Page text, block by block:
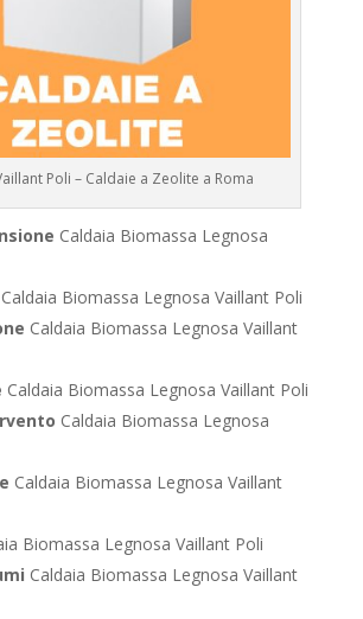
Poli – Caldaie a Zeolite a Roma
Caldaia Biomassa Legnosa
Caldaia Biomassa Legnosa Vaillant Poli
Caldaia Biomassa Legnosa Vaillant
Caldaia Biomassa Legnosa Vaillant Poli
Caldaia Biomassa Legnosa
Caldaia Biomassa Legnosa Vaillant
Biomassa Legnosa Vaillant Poli
Caldaia Biomassa Legnosa Vaillant